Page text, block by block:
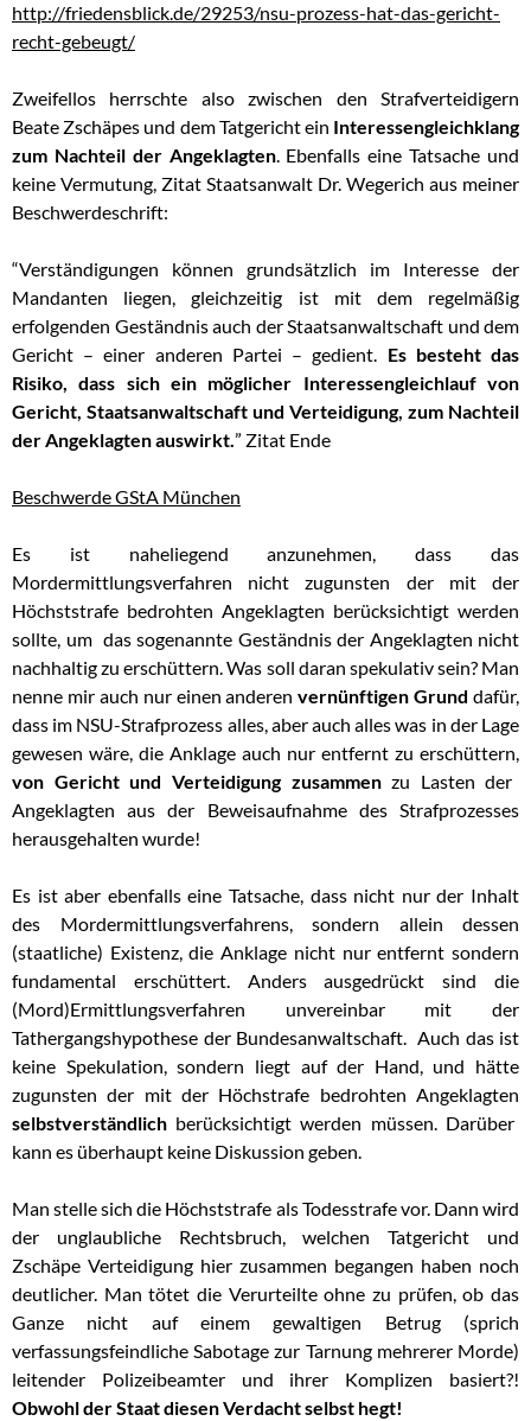
http://friedensblick.de/29253/nsu-prozess-hat-das-gericht-
recht-gebeugt/
Zweifellos herrschte also zwischen den Strafverteidigern
Beate Zschäpes und dem Tatgericht ein Interessengleichklang
zum Nachteil der Angeklagten. Ebenfalls eine Tatsache und
keine Vermutung, Zitat Staatsanwalt Dr. Wegerich aus meiner
Beschwerdeschrift:
“Verständigungen können grundsätzlich im Interesse der
Mandanten liegen, gleichzeitig ist mit dem regelmäßig
erfolgenden Geständnis auch der Staatsanwaltschaft und dem
Gericht – einer anderen Partei – gedient. Es besteht das
Risiko, dass sich ein möglicher Interessengleichlauf von
Gericht, Staatsanwaltschaft und Verteidigung, zum Nachteil
der Angeklagten auswirkt.” Zitat Ende
Beschwerde GStA München
Es ist naheliegend anzunehmen, dass das
Mordermittlungsverfahren nicht zugunsten der mit der
Höchststrafe bedrohten Angeklagten berücksichtigt werden
sollte, um das sogenannte Geständnis der Angeklagten nicht
nachhaltig zu erschüttern. Was soll daran spekulativ sein? Man
nenne mir auch nur einen anderenvernünftigen Grund dafür,
dass im NSU-Strafprozess alles, aber auch alles was in der Lage
gewesen wäre, die Anklage auch nur entfernt zu erschüttern,
von Gericht und Verteidigung zusammenzu Lasten der
Angeklagten aus der Beweisaufnahme des Strafprozesses
herausgehalten wurde!
Es ist aber ebenfalls eine Tatsache, dass nicht nur der Inhalt
des Mordermittlungsverfahrens, sondern allein dessen
(staatliche) Existenz, die Anklage nicht nur entfernt sondern
fundamental erschüttert. Anders ausgedrückt sind die
(Mord)Ermittlungsverfahren unvereinbar mit der
Tathergangshypothese der Bundesanwaltschaft. Auch das ist
keine Spekulation, sondern liegt auf der Hand, und hätte
zugunsten der mit der Höchstrafe bedrohten Angeklagten
selbstverständlich berücksichtigt werden müssen. Darüber
kann es überhaupt keine Diskussion geben.
Man stelle sich die Höchststrafe als Todesstrafe vor. Dann wird
der unglaubliche Rechtsbruch, welchen Tatgericht und
Zschäpe Verteidigung hier zusammen begangen haben noch
deutlicher. Man tötet die Verurteilte ohne zu prüfen, ob das
Ganze nicht auf einem gewaltigen Betrug (sprich
verfassungsfeindliche Sabotage zur Tarnung mehrerer Morde)
leitender Polizeibeamter und ihrer Komplizen basiert?!
Obwohl der Staat diesen Verdacht selbst hegt!